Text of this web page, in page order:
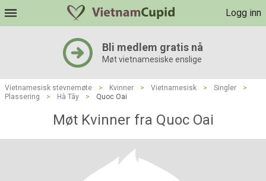
Logg inn
Bli medlem gratis nå
Møt vietnamesiske enslige
Vietnamesisk stevnemøte > Kvinner > Vietnamesisk > Singler
>
Plassering
> Hà Tây > Quoc Oai
Møt Kvinner fra Quoc Oai